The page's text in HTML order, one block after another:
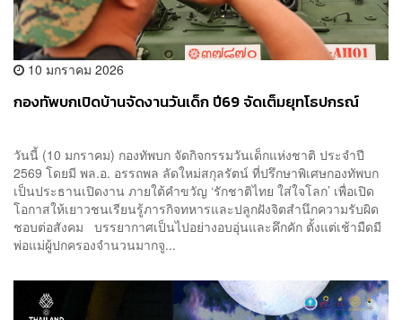
10 มกราคม 2026
กองทัพบกเปิดบ้านจัดงานวันเด็ก ปี69 จัดเต็มยุทโธปกรณ์
วันนี้ (10 มกราคม) ​กองทัพบก จัดกิจกรรมวันเด็กแห่งชาติ ประจำปี
2569 โดยมี พล.อ. อรรถพล ลัดใหม่สกุลรัตน์ ที่ปรึกษาพิเศษกองทัพบก
เป็นประธานเปิดงาน ภายใต้คำขวัญ ‘รักชาติไทย ใส่ใจโลก’ เพื่อเปิด
โอกาสให้เยาวชนเรียนรู้ภารกิจทหารและปลูกฝังจิตสำนึกความรับผิด
ชอบต่อสังคม บรรยากาศเป็นไปอย่างอบอุ่นและคึกคัก ตั้งแต่เช้ามืดมี
พ่อแม่ผู้ปกครองจำนวนมากจู...